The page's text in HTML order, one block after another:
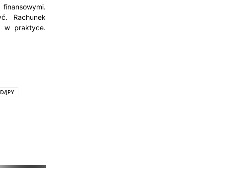
Rachunek
w praktyce.
JPY